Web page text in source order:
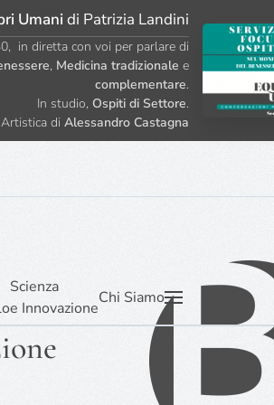
Umani di Patrizia Landini
in diretta con voi per parlare di
, Medicina tradizionale e
complementare.
In studio, Ospiti di Settore.
di Alessandro Castagna
Scienza
e Innovazione
Chi Siamo